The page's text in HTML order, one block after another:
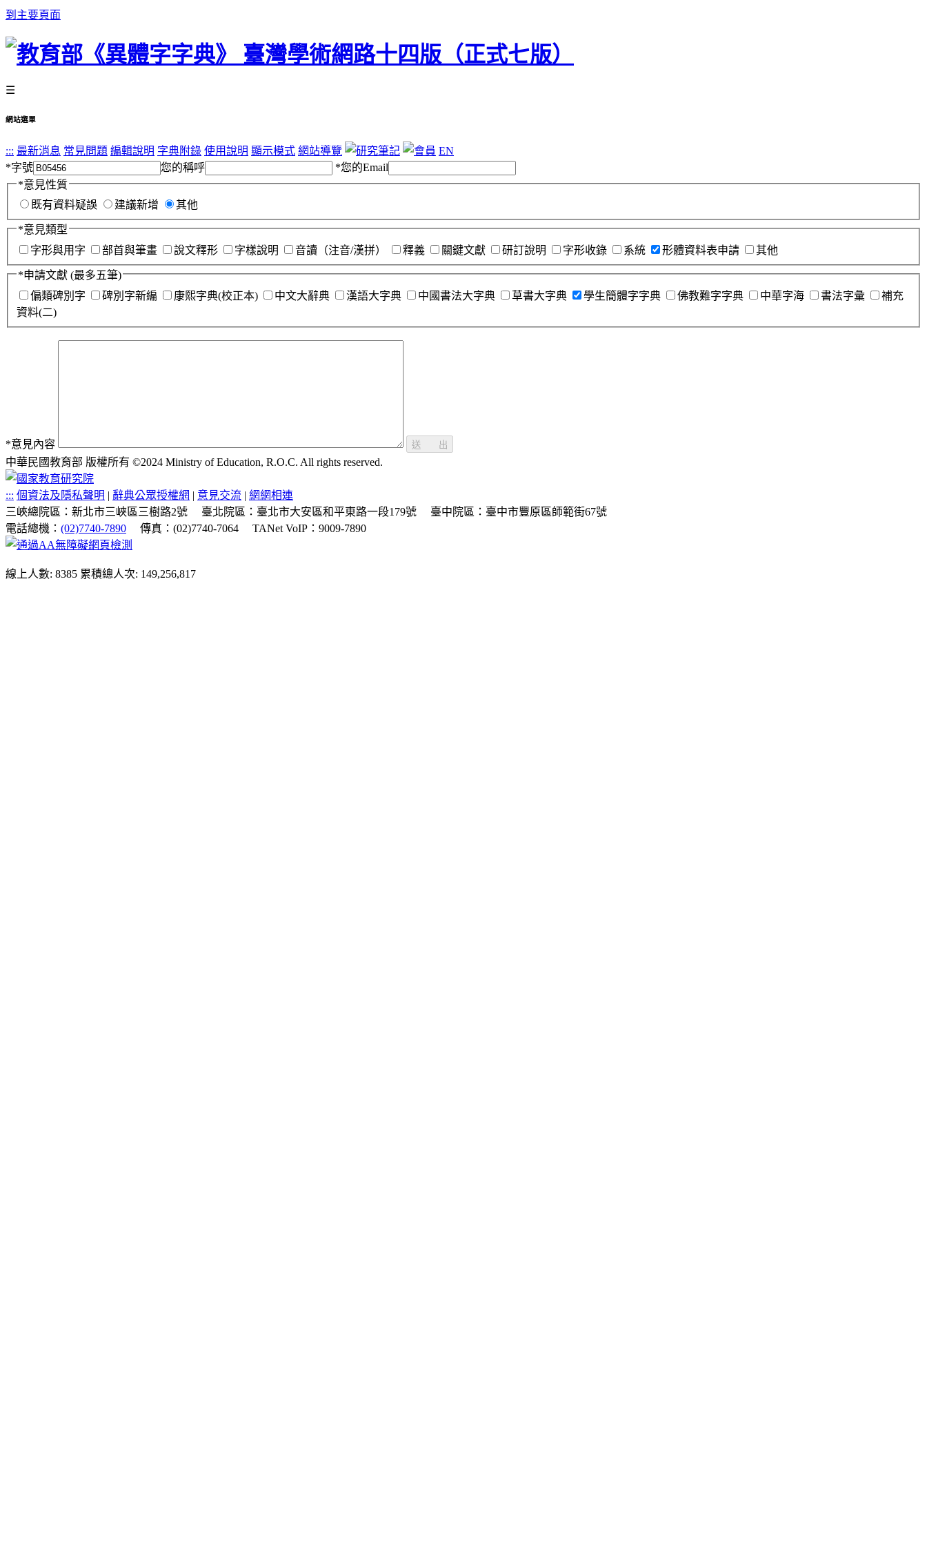
到主要頁面
☰
網站選單
::: 最新消息 常見問題 編輯說明 字典附錄 使用說明 顯示模式 網站導覽
EN
*字號 您的稱呼 *您的Email
*意見性質
既有資料疑誤
建議新增 其他
*意見類型
字形與用字
部首與筆畫 說文釋形 字樣說明 音讀（注音/漢拼） 釋義 關鍵文獻 研訂說明 字形收錄 系統 形體資料表申請 其他
*申請文獻 (最多五筆)
偏類碑別字
碑別字新編 康熙字典(校正本) 中文大辭典 漢語大字典 中國書法大字典 草書大字典 學生簡體字字典 佛教難字字典 中華字海 書法字彙
補充
資料(二)
*意見內容 送 出
中華民國教育部 版權所有 ©2024 Ministry of Education, R.O.C. All rights reserved.
::: 個資法及隱私聲明 | 辭典公眾授權網 | 意見交流 | 網網相連
三峽總院區：新北市三峽區三樹路2號
臺北院區：臺北市大安區和平東路一段179號
臺中院區：臺中市豐原區師範街67號
電話總機： (02)7740-7890 傳真：(02)7740-7064 TANet VoIP：9009-7890
線上人數: 8385 累積總人次: 149,256,817